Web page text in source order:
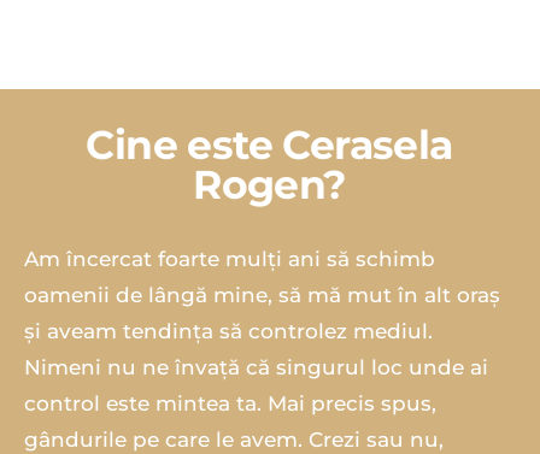
Cine este Cerasela
Rogen?
Am încercat foarte mulți ani să schimb
oamenii de lângă mine, să mă mut în alt oraș
și aveam tendința să controlez mediul.
Nimeni nu ne învață că singurul loc unde ai
control este mintea ta. Mai precis spus,
gândurile pe care le avem. Crezi sau nu,